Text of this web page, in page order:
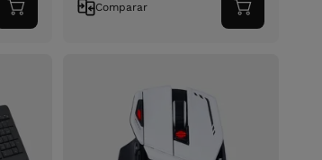
Adicionar
ao
Comparar
Adicionar
ao